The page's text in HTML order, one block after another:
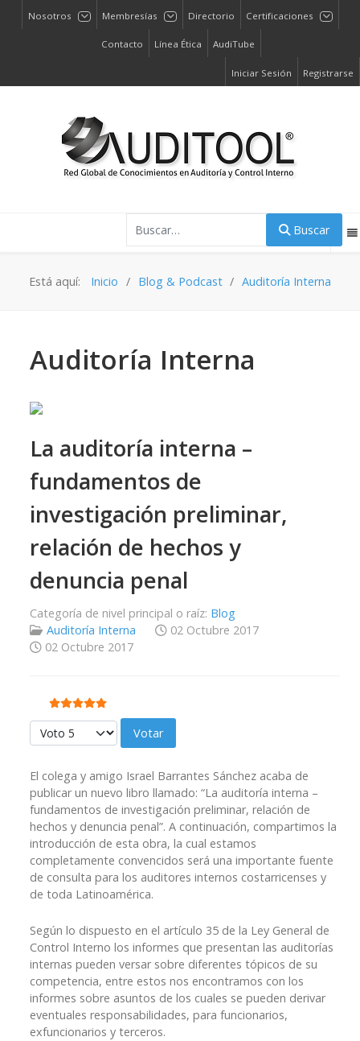
Nosotros Membresías Directorio Certificaciones
Contacto Línea Ética AudiTube
Iniciar Sesión Registrarse
Buscar
Está aquí: Inicio Blog & Podcast Auditoría Interna
Auditoría Interna
La auditoría interna –
fundamentos de
investigación preliminar,
relación de hechos y
denuncia penal
Categoría de nivel principal o raíz: Blog
Auditoría Interna
02 Octubre 2017
02 Octubre 2017
Ratio:5/5
Por favor, vote
El colega y amigo Israel Barrantes Sánchez acaba de
publicar un nuevo libro llamado: “La auditoría interna –
fundamentos de investigación preliminar, relación de
hechos y denuncia penal”. A continuación, compartimos la
introducción de esta obra, la cual estamos
completamente convencidos será una importante fuente
de consulta para los auditores internos costarricenses y
de toda Latinoamérica.
Según lo dispuesto en el artículo 35 de la Ley General de
Control Interno los informes que presentan las auditorías
internas pueden versar sobre diferentes tópicos de su
competencia, entre estos nos encontramos con los
informes sobre asuntos de los cuales se pueden derivar
eventuales responsabilidades, para funcionarios,
exfuncionarios y terceros.